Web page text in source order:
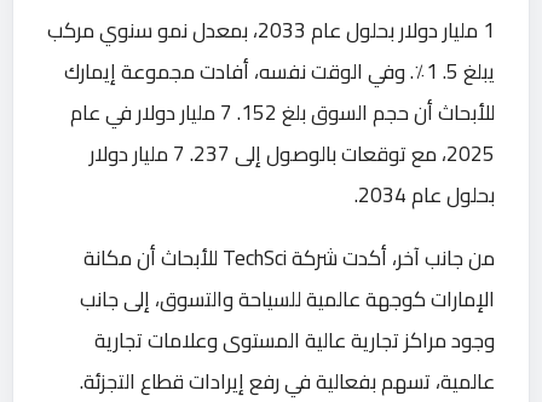
1 مليار دولار بحلول عام 2033، بمعدل نمو سنوي مركب
يبلغ 5. 1٪. وفي الوقت نفسه، أفادت مجموعة إيمارك
للأبحاث أن حجم السوق بلغ 152. 7 مليار دولار في عام
2025، مع توقعات بالوصول إلى 237. 7 مليار دولار
بحلول عام 2034.
من جانب آخر، أكدت شركة TechSci للأبحاث أن مكانة
الإمارات كوجهة عالمية للسياحة والتسوق، إلى جانب
وجود مراكز تجارية عالية المستوى وعلامات تجارية
عالمية، تسهم بفعالية في رفع إيرادات قطاع التجزئة.